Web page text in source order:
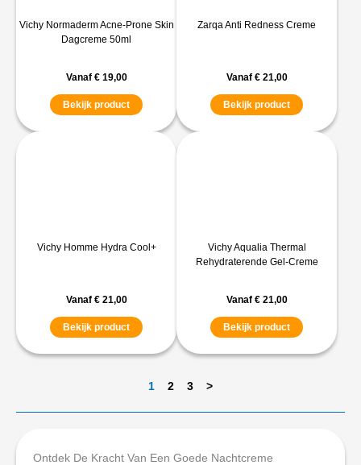
Vichy Normaderm Acne-Prone Skin
Dagcreme 50ml
Vanaf €19,00
Bekijk product
Zarqa Anti Redness Creme
Vanaf €21,00
Bekijk product
Vichy Homme Hydra Cool+
Vanaf €21,00
Bekijk product
Vichy Aqualia Thermal
Rehydraterende Gel-Creme
Vanaf €21,00
Bekijk product
1 2 3 >
Ontdek De Kracht Van Een Goede Nachtcreme